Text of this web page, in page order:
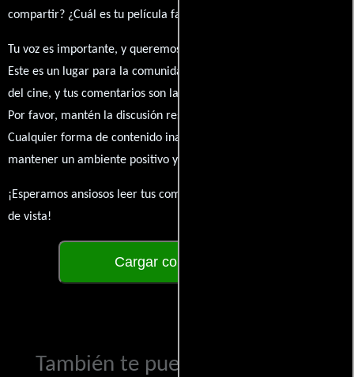
compartir? ¿Cuál es tu película favorita en la que ha participado?
Tu voz es importante, y queremos escuchar tus pensamientos.
Este es un lugar para la comunidad de admiradores y amantes
del cine, y tus comentarios son la esencia de esta conversación.
Por favor, mantén la discusión respetuosa y constructiva.
Cualquier forma de contenido inapropiado será eliminado para
mantener un ambiente positivo y enriquecedor para todos.
¡Esperamos ansiosos leer tus comentarios y conocer tus puntos
de vista!
Cargar comentarios
También te puede interesar...